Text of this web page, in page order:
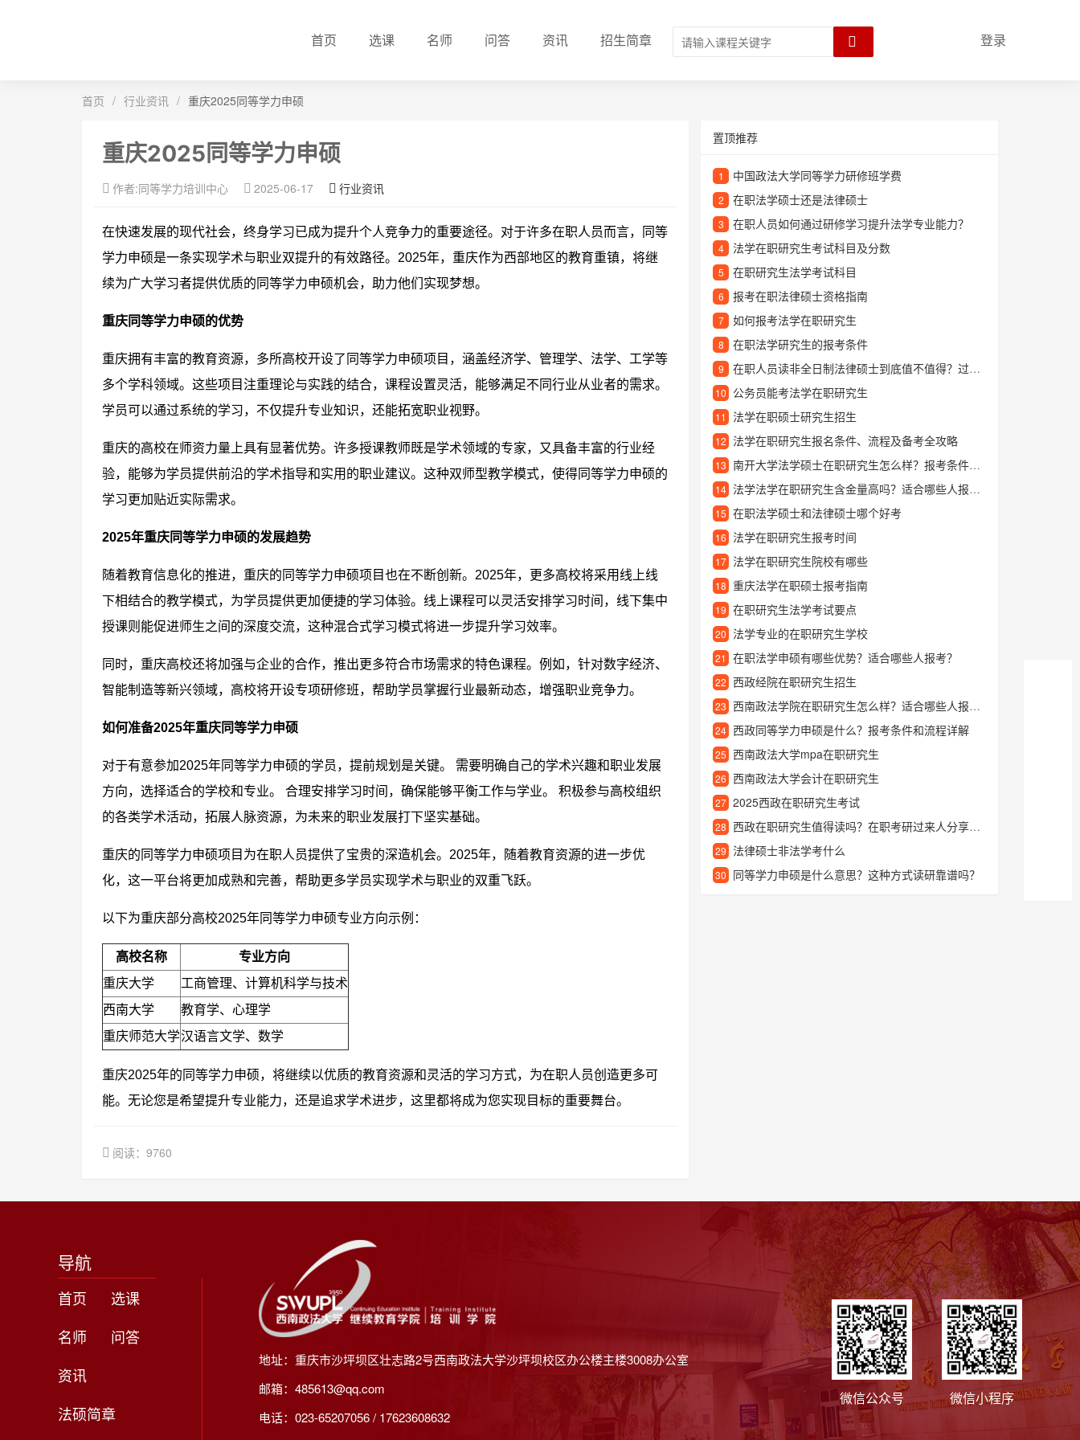
首页 选课 名师 问答 资讯 招生简章 登录
首页 / 行业资讯 / 重庆2025同等学力申硕
重庆2025同等学力申硕
作者:同等学力培训中心 2025-06-17 行业资讯
在快速发展的现代社会，终身学习已成为提升个人竞争力的重要途径。对于许多在职人员而言，同等
学力申硕是一条实现学术与职业双提升的有效路径。2025年，重庆作为西部地区的教育重镇，将继
续为广大学习者提供优质的同等学力申硕机会，助力他们实现梦想。
重庆同等学力申硕的优势
重庆拥有丰富的教育资源，多所高校开设了同等学力申硕项目，涵盖经济学、管理学、法学、工学等
多个学科领域。这些项目注重理论与实践的结合，课程设置灵活，能够满足不同行业从业者的需求。
学员可以通过系统的学习，不仅提升专业知识，还能拓宽职业视野。
重庆的高校在师资力量上具有显著优势。许多授课教师既是学术领域的专家，又具备丰富的行业经
验，能够为学员提供前沿的学术指导和实用的职业建议。这种双师型教学模式，使得同等学力申硕的
学习更加贴近实际需求。
2025年重庆同等学力申硕的发展趋势
随着教育信息化的推进，重庆的同等学力申硕项目也在不断创新。2025年，更多高校将采用线上线
下相结合的教学模式，为学员提供更加便捷的学习体验。线上课程可以灵活安排学习时间，线下集中
授课则能促进师生之间的深度交流，这种混合式学习模式将进一步提升学习效率。
同时，重庆高校还将加强与企业的合作，推出更多符合市场需求的特色课程。例如，针对数字经济、
智能制造等新兴领域，高校将开设专项研修班，帮助学员掌握行业最新动态，增强职业竞争力。
如何准备2025年重庆同等学力申硕
对于有意参加2025年同等学力申硕的学员，提前规划是关键。 需要明确自己的学术兴趣和职业发展
方向，选择适合的学校和专业。 合理安排学习时间，确保能够平衡工作与学业。 积极参与高校组织
的各类学术活动，拓展人脉资源，为未来的职业发展打下坚实基础。
重庆的同等学力申硕项目为在职人员提供了宝贵的深造机会。2025年，随着教育资源的进一步优
化，这一平台将更加成熟和完善，帮助更多学员实现学术与职业的双重飞跃。
以下为重庆部分高校2025年同等学力申硕专业方向示例：
高校名称
专业方向
重庆大学
工商管理、计算机科学与技术
西南大学
教育学、心理学
重庆师范大学汉语言文学、数学
重庆2025年的同等学力申硕，将继续以优质的教育资源和灵活的学习方式，为在职人员创造更多可
能。无论您是希望提升专业能力，还是追求学术进步，这里都将成为您实现目标的重要舞台。
阅读：9760
置顶推荐
1 中国政法大学同等学力研修班学费
2 在职法学硕士还是法律硕士
3 在职人员如何通过研修学习提升法学专业能力？
4 法学在职研究生考试科目及分数
5 在职研究生法学考试科目
6 报考在职法律硕士资格指南
7 如何报考法学在职研究生
8 在职法学研究生的报考条件
9 在职人员读非全日制法律硕士到底值不值得？过来人说说心里话
10 公务员能考法学在职研究生
11 法学在职硕士研究生招生
12 法学在职研究生报名条件、流程及备考全攻略
13 南开大学法学硕士在职研究生怎么样？报考条件和学习优势详解
14 法学法学在职研究生含金量高吗？适合哪些人报考？
15 在职法学硕士和法律硕士哪个好考
16 法学在职研究生报考时间
17 法学在职研究生院校有哪些
18 重庆法学在职硕士报考指南
19 在职研究生法学考试要点
20 法学专业的在职研究生学校
21 在职法学申硕有哪些优势？适合哪些人报考？
22 西政经院在职研究生招生
23 西南政法学院在职研究生怎么样？适合哪些人报考？
24 西政同等学力申硕是什么？报考条件和流程详解
25 西南政法大学mpa在职研究生
26 西南政法大学会计在职研究生
27 2025西政在职研究生考试
28 西政在职研究生值得读吗？在职考研过来人分享真实就读体验
29 法律硕士非法学考什么
30 同等学力申硕是什么意思？这种方式读研靠谱吗？
导航
首页
选课
名师
问答
资讯
法硕简章
地址：重庆市沙坪坝区壮志路2号西南政法大学沙坪坝校区办公楼主楼3008办公室
邮箱：485613@qq.com
电话：023-65207056 / 17623608632
微信公众号 微信小程序